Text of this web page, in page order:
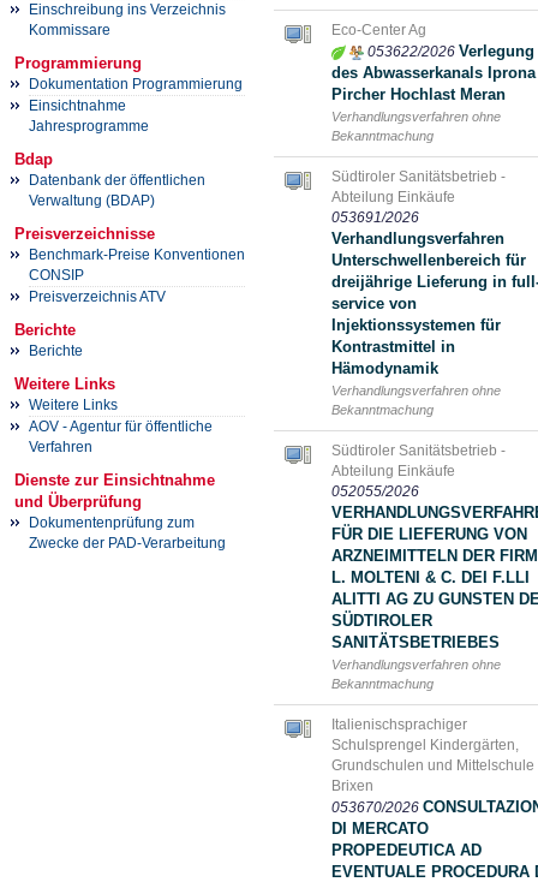
Einschreibung ins Verzeichnis
Kommissare
Programmierung
Dokumentation Programmierung
Einsichtnahme
Jahresprogramme
Bdap
Datenbank der öffentlichen
Verwaltung (BDAP)
Preisverzeichnisse
Benchmark-Preise Konventionen
CONSIP
Preisverzeichnis ATV
Berichte
Berichte
Weitere Links
Weitere Links
AOV - Agentur für öffentliche
Verfahren
Dienste zur Einsichtnahme
und Überprüfung
Dokumentenprüfung zum
Zwecke der PAD-Verarbeitung
Eco-Center Ag
053622/2026 Verlegung
des Abwasserkanals Iprona
Pircher Hochlast Meran
Verhandlungsverfahren ohne
Bekanntmachung
Südtiroler Sanitätsbetrieb -
Abteilung Einkäufe
053691/2026
Verhandlungsverfahren
Unterschwellenbereich für
dreijährige Lieferung in
service von
Injektionssystemen für
Kontrastmittel in
Hämodynamik
Verhandlungsverfahren ohne
Bekanntmachung
Südtiroler Sanitätsbetrieb -
Abteilung Einkäufe
052055/2026
FÜR DIE LIEFERUNG VON
ARZNEIMITTELN DER
L. MOLTENI & C. DEI F.LLI
ALITTI AG ZU GUNSTEN
SÜDTIROLER
SANITÄTSBETRIEBES
Verhandlungsverfahren ohne
Bekanntmachung
Italienischsprachiger
Schulsprengel Kindergärten,
Grundschulen und Mittelschule
Brixen
053670/2026
DI MERCATO
PROPEDEUTICA AD
EVENTUALE PROCEDURA